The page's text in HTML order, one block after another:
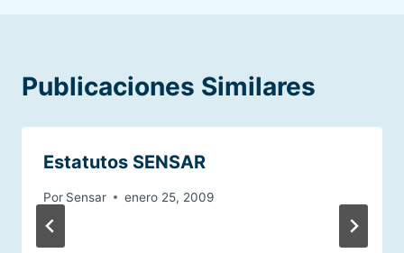
Publicaciones Similares
Estatutos SENSAR
Por Sensar enero 25, 2009